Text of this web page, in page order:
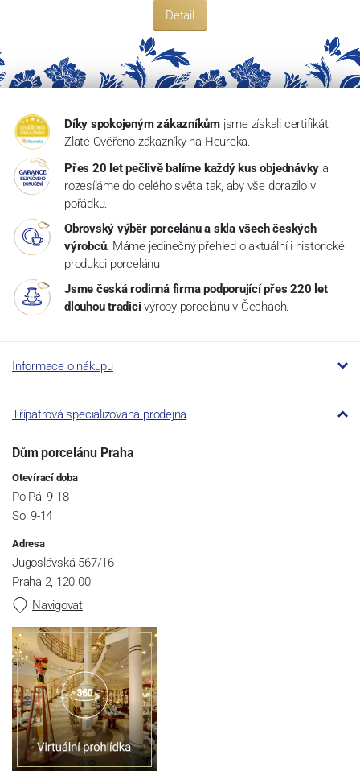
Detail
Díky spokojeným zákazníkům jsme získali certifikát
Zlaté Ověřeno zákazníky na Heureka.
Přes 20 let pečlivě balíme každý kus objednávky a
rozesíláme do celého světa tak, aby vše dorazilo v
pořádku.
Obrovský výběr porcelánu a skla všech českých
výrobců. Máme jedinečný přehled o aktuální i historické
produkci porcelánu
Jsme česká rodinná firma podporující přes 220 let
dlouhou tradici výroby porcelánu v Čechách.
Informace o nákupu
Třípatrová specializovaná prodejna
Dům porcelánu Praha
Otevírací doba
Po-Pá: 9-18
So: 9-14
Adresa
Jugoslávská 567/16
Praha 2, 120 00
Navigovat